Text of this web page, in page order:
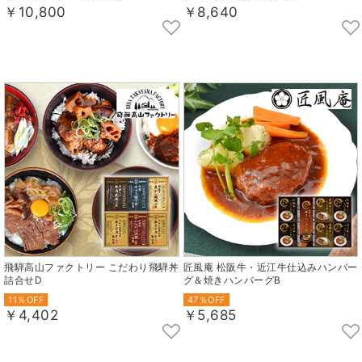
￥10,800 ￥8,640
飛騨高山ファクトリー こだわり飛騨丼
詰合せD
11％OFF
￥4,402
匠風庵 松阪牛・近江牛仕込みハンバー
グ＆焼きハンバーグB
47％OFF
￥5,685